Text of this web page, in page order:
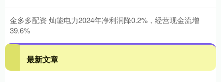
金多多配资 灿能电力2024年净利润降0.2%，经营现金流增
39.6%
最新文章